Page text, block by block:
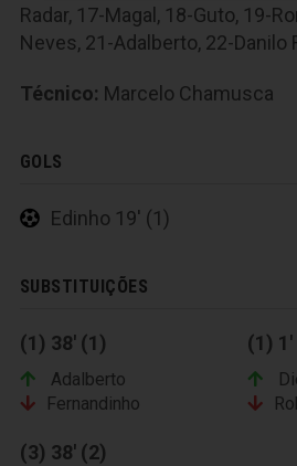
Radar, 17-Magal, 18-Guto, 19-
Neves, 21-Adalberto, 22-Danilo
Técnico: Marcelo Chamusca
GOLS
Edinho 19' (1)
SUBSTITUIÇÕES
(1) 38' (1)
Adalberto
Fernandinho
(1) 1'
(3) 38' (2)